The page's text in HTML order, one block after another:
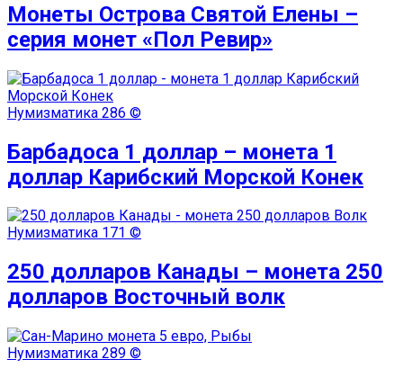
Монеты Острова Святой Елены –
серия монет «Пол Ревир»
Нумизматика 286 ©
Барбадоса 1 доллар – монета 1
доллар Карибский Морской Конек
Нумизматика 171 ©
250 долларов Канады – монета 250
долларов Восточный волк
Нумизматика 289 ©